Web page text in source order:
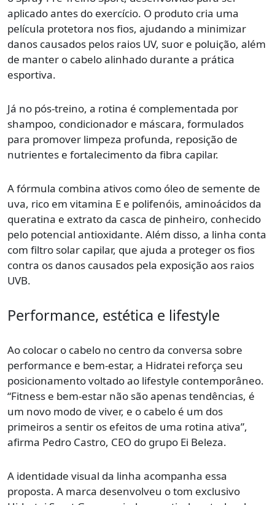
aplicado antes do exercício. O produto cria uma
película protetora nos fios, ajudando a minimizar
danos causados pelos raios UV, suor e poluição, além
de manter o cabelo alinhado durante a prática
esportiva.
Já no pós-treino, a rotina é complementada por
shampoo, condicionador e máscara, formulados
para promover limpeza profunda, reposição de
nutrientes e fortalecimento da fibra capilar.
A fórmula combina ativos como óleo de semente de
uva, rico em vitamina E e polifenóis, aminoácidos da
queratina e extrato da casca de pinheiro, conhecido
pelo potencial antioxidante. Além disso, a linha conta
com filtro solar capilar, que ajuda a proteger os fios
contra os danos causados pela exposição aos raios
UVB.
Performance, estética e lifestyle
Ao colocar o cabelo no centro da conversa sobre
performance e bem-estar, a Hidratei reforça seu
posicionamento voltado ao lifestyle contemporâneo.
“Fitness e bem-estar não são apenas tendências, é
um novo modo de viver, e o cabelo é um dos
primeiros a sentir os efeitos de uma rotina ativa”,
afirma Pedro Castro, CEO do grupo Ei Beleza.
A identidade visual da linha acompanha essa
proposta. A marca desenvolveu o tom exclusivo